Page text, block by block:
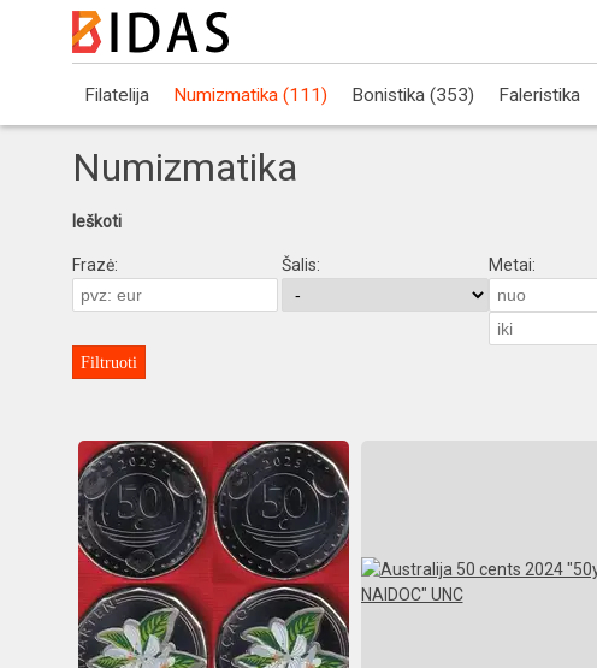
Filatelija Numizmatika (111) Bonistika (353) Faleristika
Numizmatika
Ieškoti
Frazė: Šalis: Metai:
Filtruoti